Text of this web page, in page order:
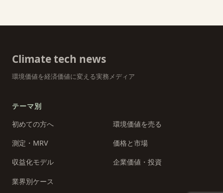
Climate tech news
環境価値を経済価値に変える実務メディア
テーマ別
初めての方へ
環境価値を売る
測定・MRV 価格と市場
収益化モデル 企業価値・投資
業界別ケース